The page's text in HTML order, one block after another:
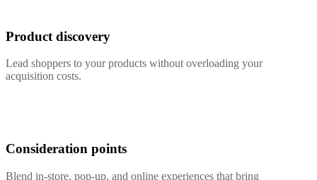
Product discovery
Lead shoppers to your products without overloading your
acquisition costs.
Consideration points
Blend in-store, pop-up, and online experiences that bring